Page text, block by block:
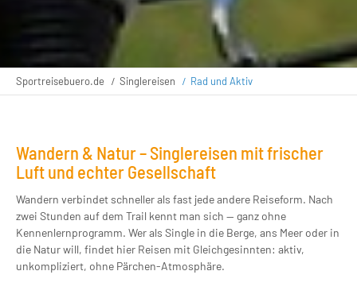
Sportreisebuero.de Singlereisen Rad und Aktiv
Wandern & Natur – Singlereisen mit frischer
Luft und echter Gesellschaft
Wandern verbindet schneller als fast jede andere Reiseform. Nach
zwei Stunden auf dem Trail kennt man sich — ganz ohne
Kennenlernprogramm. Wer als Single in die Berge, ans Meer oder in
die Natur will, findet hier Reisen mit Gleichgesinnten: aktiv,
unkompliziert, ohne Pärchen-Atmosphäre.